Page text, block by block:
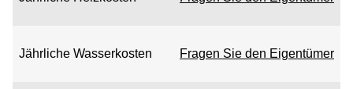
Jährliche Wasserkosten Fragen Sie den Eigentümer